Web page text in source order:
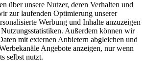
über unsere Nutzer, deren Verhalten und
zur laufenden Optimierung unserer
Werbung und Inhalte anzuzeigen
Außerdem können wir
mit externen Anbietern abgleichen und
Angebote anzeigen, nur wenn
selbst nutzt.